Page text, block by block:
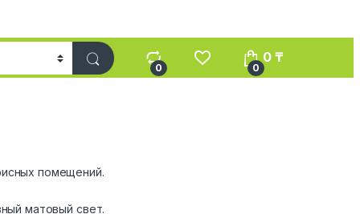
0 0
0₸
помещений.
матовый свет.